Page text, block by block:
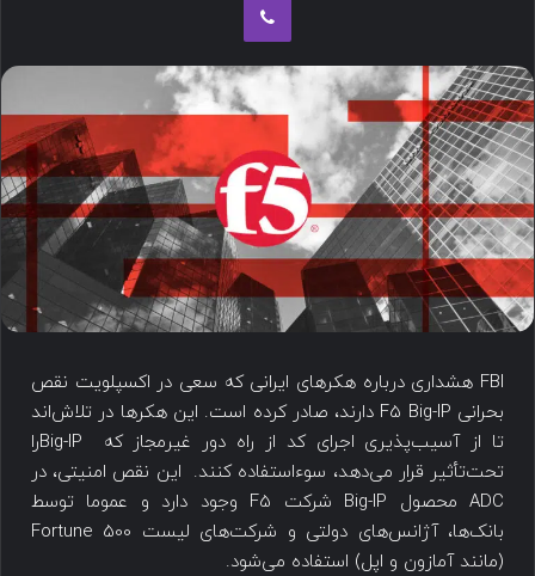
FBI هشداری درباره هکرهای ایرانی که سعی در اکسپلویت نقص
بحرانی F5 Big-IP دارند، صادر کرده است. این هکرها در تلاش‌اند
تا از آسیب‌پذیری اجرای کد از راه دور غیرمجاز که Big-IPرا
تحت‌تأثیر قرار می‌دهد، سوءاستفاده کنند. این نقص امنیتی، در
ADC محصول Big-IP شرکت F5 وجود دارد و عموما توسط
بانک‌ها، آژانس‌های دولتی و شرکت‌های لیست Fortune 500
(مانند آمازون و اپل) استفاده می‌شود.